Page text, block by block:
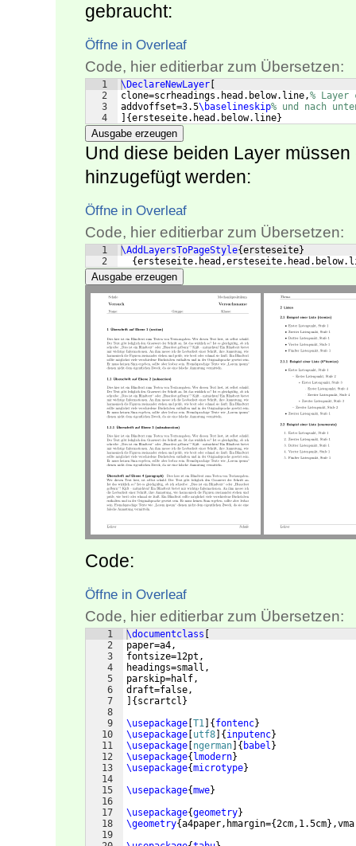
gebraucht:
Öffne in Overleaf
Code, hier editierbar zum Übersetzen:
1
2
3
4
\DeclareNewLayer
clone=scrheadings.head.below.line,% Layer
addvoffset=3.5\baselineskip% und nach
{ersteseite.head.below.line}
Ausgabe erzeugen
Und diese beiden Layer
hinzugefügt werden:
Öffne in Overleaf
Code, hier editierbar zum Übersetzen:
1
2
\AddLayersToPageStyle{ersteseite}
{
Ausgabe erzeugen
Code:
Öffne in Overleaf
Code, hier editierbar zum Übersetzen:
1
2
3
4
5
6
7
8
9
10
11
12
13
14
15
16
17
18
19
\documentclass
paper=a4,
fontsize=12pt,
headings=small,
parskip=half,
draft=false,
{ scrartcl }
\usepackage T1 { fontenc}
\usepackage utf8 { inputenc}
\usepackage ngerman { babel }
\usepackage{ lmodern}
\usepackage{microtype}
\usepackage{mwe}
\usepackage{geometry}
\geometry{a4paper,hmargin={2cm,1.5cm}